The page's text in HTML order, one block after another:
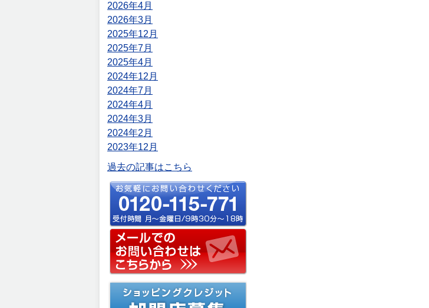
2026年4月
2026年3月
2025年12月
2025年7月
2025年4月
2024年12月
2024年7月
2024年4月
2024年3月
2024年2月
2023年12月
過去の記事はこちら